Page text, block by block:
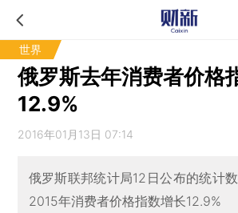
世界
俄罗斯去年消费者价格
12.9%
2016年01月13日 07:14
俄罗斯联邦统计局12日公布的统计
2015年消费者价格指数增长12.9%